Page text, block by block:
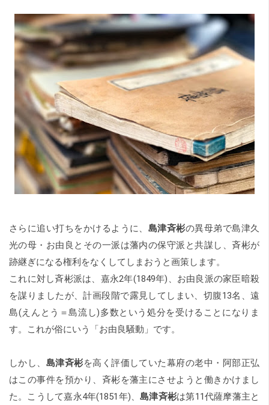
さらに追い打ちをかけるように、 島津斉彬の異母弟で島津久
光の母・お由良とその一派は藩内の保守派と共謀し、斉彬が
跡継ぎになる権利をなくしてしまおうと画策します。
これに対し斉彬派は、嘉永2年(1849年)、お由良派の家臣暗殺
を謀りましたが、計画段階で露見してしまい、切腹13名、遠
島(えんとう＝島流し)多数という処分を受けることになりま
す。これが俗にいう「お由良騒動」です。
しかし、 島津斉彬を高く評価していた幕府の老中・阿部正弘
はこの事件を預かり、斉彬を藩主にさせようと働きかけまし
た。こうして嘉永4年(1851年)、島津斉彬は第11代薩摩藩主と